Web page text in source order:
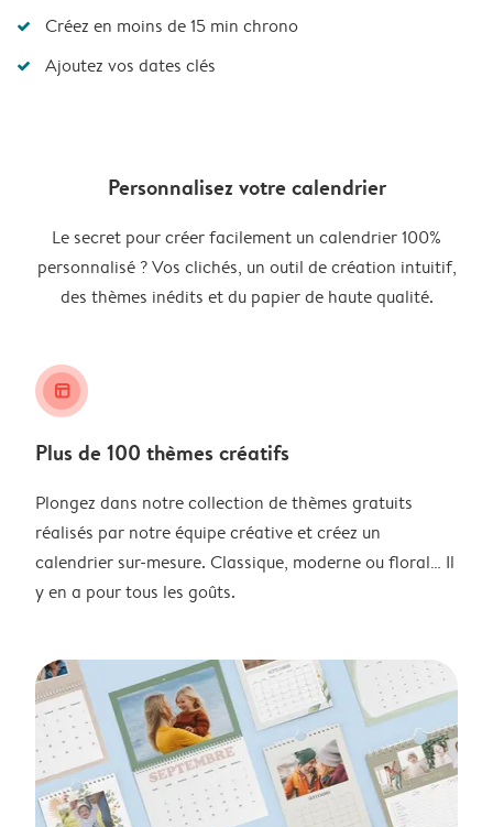
Créez en moins de 15 min chrono
Ajoutez vos dates clés
Personnalisez votre calendrier
Le secret pour créer facilement un calendrier 100%
personnalisé ? Vos clichés, un outil de création intuitif,
des thèmes inédits et du papier de haute qualité.
layout_alt
Plus de 100 thèmes créatifs
Plongez dans notre collection de thèmes gratuits
réalisés par notre équipe créative et créez un
calendrier sur-mesure. Classique, moderne ou floral… Il
y en a pour tous les goûts.